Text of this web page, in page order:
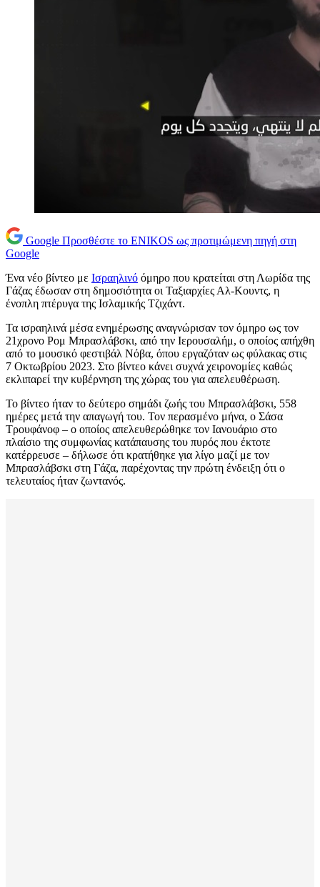
Google Προσθέστε το ENIKOS ως προτιμώμενη πηγή στη
Google
Ένα νέο βίντεο με Ισραηλινό όμηρο που κρατείται στη Λωρίδα της
Γάζας έδωσαν στη δημοσιότητα οι Ταξιαρχίες Αλ-Κουντς, η
ένοπλη πτέρυγα της Ισλαμικής Τζιχάντ.
Τα ισραηλινά μέσα ενημέρωσης αναγνώρισαν τον όμηρο ως τον
21χρονο Ρομ Μπρασλάβσκι, από την Ιερουσαλήμ, ο οποίος απήχθη
από το μουσικό φεστιβάλ Νόβα, όπου εργαζόταν ως φύλακας στις
7 Οκτωβρίου 2023. Στο βίντεο κάνει συχνά χειρονομίες καθώς
εκλιπαρεί την κυβέρνηση της χώρας του για απελευθέρωση.
Το βίντεο ήταν το δεύτερο σημάδι ζωής του Μπρασλάβσκι, 558
ημέρες μετά την απαγωγή του. Τον περασμένο μήνα, ο Σάσα
Τρουφάνοφ – ο οποίος απελευθερώθηκε τον Ιανουάριο στο
πλαίσιο της συμφωνίας κατάπαυσης του πυρός που έκτοτε
κατέρρευσε – δήλωσε ότι κρατήθηκε για λίγο μαζί με τον
Μπρασλάβσκι στη Γάζα, παρέχοντας την πρώτη ένδειξη ότι ο
τελευταίος ήταν ζωντανός.